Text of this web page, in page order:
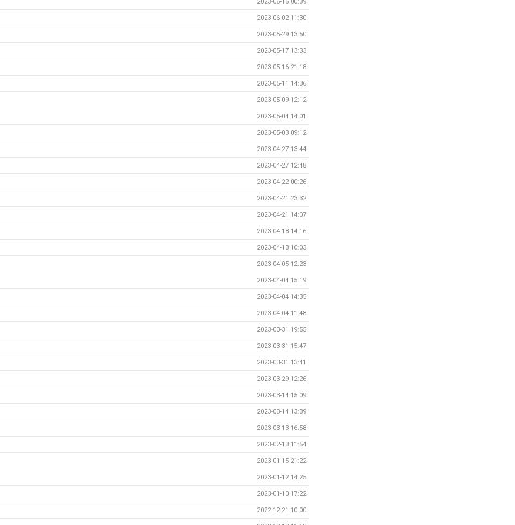
2023-06-02 11:30
2023-05-29 13:50
2023-05-17 13:33
2023-05-16 21:18
2023-05-11 14:36
2023-05-09 12:12
2023-05-04 14:01
2023-05-03 09:12
2023-04-27 13:44
2023-04-27 12:48
2023-04-22 00:26
2023-04-21 23:32
2023-04-21 14:07
2023-04-18 14:16
2023-04-13 10:03
2023-04-05 12:23
2023-04-04 15:19
2023-04-04 14:35
2023-04-04 11:48
2023-03-31 19:55
2023-03-31 15:47
2023-03-31 13:41
2023-03-29 12:26
2023-03-14 15:09
2023-03-14 13:39
2023-03-13 16:58
2023-02-13 11:54
2023-01-15 21:22
2023-01-12 14:25
2023-01-10 17:22
2022-12-21 10:00